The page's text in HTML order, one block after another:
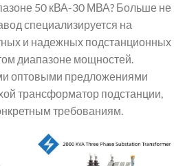
50 кВА-30 МВА? Больше не
специализируется на
и надежных подстанционных
диапазоне мощностей.
оптовыми предложениями
трансформатор подстанции,
требованиям.